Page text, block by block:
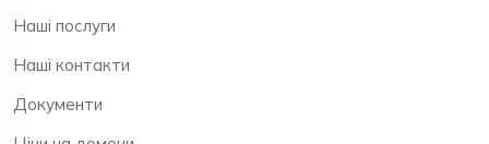
Наші послуги
Наші контакти
Документи